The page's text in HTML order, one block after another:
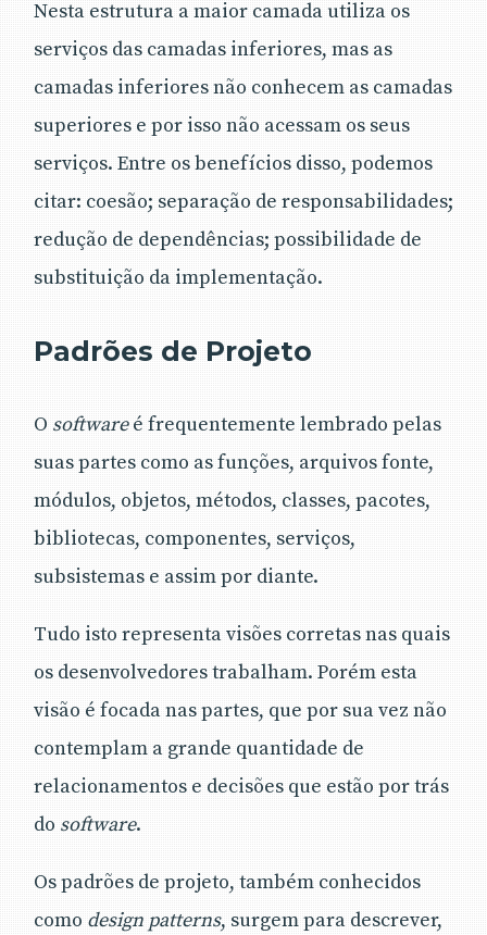
Nesta estrutura a maior camada utiliza os
serviços das camadas inferiores, mas as
camadas inferiores não conhecem as camadas
superiores e por isso não acessam os seus
serviços. Entre os benefícios disso, podemos
citar: coesão; separação de responsabilidades;
redução de dependências; possibilidade de
substituição da implementação.
Padrões de Projeto
O softwareé frequentemente lembrado pelas
suas partes como as funções, arquivos fonte,
módulos, objetos, métodos, classes, pacotes,
bibliotecas, componentes, serviços,
subsistemas e assim por diante.
Tudo isto representa visões corretas nas quais
os desenvolvedores trabalham. Porém esta
visão é focada nas partes, que por sua vez não
contemplam a grande quantidade de
relacionamentos e decisões que estão por trás
do software.
Os padrões de projeto, também conhecidos
como design patterns, surgem para descrever,